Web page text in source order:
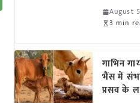
August
3 min
गाभिन
भैंस में
प्रसव के